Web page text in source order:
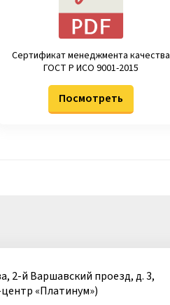
Сертификат менеджмента качества
ГОСТ Р ИСО 9001-2015
Посмотреть
2-й Варшавский проезд, д. 3,
«Платинум»)